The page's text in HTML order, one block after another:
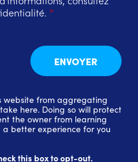
*
website from aggregating
here. Doing so will protect
the owner from learning
better experience for you
this box to opt-out.